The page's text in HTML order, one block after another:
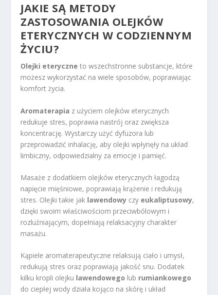
JAKIE SĄ METODY
ZASTOSOWANIA OLEJKÓW
ETERYCZNYCH W CODZIENNYM
ŻYCIU?
Olejki eteryczne to wszechstronne substancje, które
możesz wykorzystać na wiele sposobów, poprawiając
komfort życia.
Aromaterapia z użyciem olejków eterycznych
redukuje stres, poprawia nastrój oraz zwiększa
koncentrację. Wystarczy użyć dyfuzora lub
przeprowadzić inhalację, aby olejki wpłynęły na układ
limbiczny, odpowiedzialny za emocje i pamięć.
Masaże z dodatkiem olejków eterycznych łagodzą
napięcie mięśniowe, poprawiają krążenie i redukują
stres. Olejki takie jak lawendowy czy eukaliptusowy,
dzięki swoim właściwościom przeciwbólowym i
rozluźniającym, dopełniają relaksacyjny charakter
masażu.
Kąpiele aromaterapeutyczne relaksują ciało i umysł,
redukują stres oraz poprawiają jakość snu. Dodatek
kilku kropli olejku lawendowego lub rumiankowego
do ciepłej wody działa kojąco na skórę i układ